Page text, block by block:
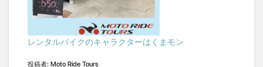
レンタルバイクのキャラクターはくまモン
投稿者: Moto Ride Tours